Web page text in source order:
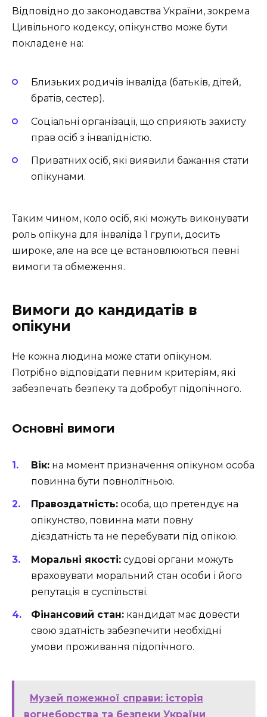
Відповідно до законодавства України, зокрема
Цивільного кодексу, опікунство може бути
покладене на:
Близьких родичів інваліда (батьків, дітей,
братів, сестер).
Соціальні організації, що сприяють захисту
прав осіб з інвалідністю.
Приватних осіб, які виявили бажання стати
опікунами.
Таким чином, коло осіб, які можуть виконувати
роль опікуна для інваліда 1 групи, досить
широке, але на все це встановлюються певні
вимоги та обмеження.
Вимоги до кандидатів в
опікуни
Не кожна людина може стати опікуном.
Потрібно відповідати певним критеріям, які
забезпечать безпеку та добробут підопічного.
Основні вимоги
Вік: на момент призначення опікуном особа
повинна бути повнолітньою.
Правоздатність: особа, що претендує на
опікунство, повинна мати повну
дієздатність та не перебувати під опікою.
Моральні якості: судові органи можуть
враховувати моральний стан особи і його
репутація в суспільстві.
Фінансовий стан: кандидат має довести
свою здатність забезпечити необхідні
умови проживання підопічного.
Музей пожежної справи: історія
вогнеборства та безпеки України